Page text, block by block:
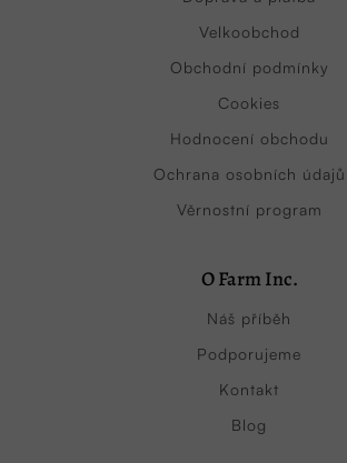
Velkoobchod
Obchodní podmínky
Cookies
Hodnocení obchodu
Ochrana osobních údajů
Věrnostní program
O Farm Inc.
Náš příběh
Podporujeme
Kontakt
Blog